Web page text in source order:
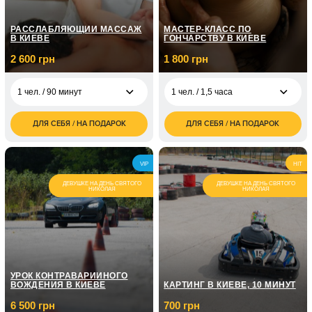
РАССЛАБЛЯЮЩИЙ МАССАЖ
В КИЕВЕ
2 600 грн
1 чел. / 90 минут
2 600
грн
2 чел. / 90 минут
5 200
грн
ДЛЯ СЕБЯ / НА ПОДАРОК
МАСТЕР-КЛАСС ПО
ГОНЧАРСТВУ В КИЕВЕ
1 800 грн
1 чел. / 1,5 часа
1 800
грн
2 чел. / 1,5 часа
2 500
грн
ДЛЯ СЕБЯ / НА ПОДАРОК
VIP
ДЕВУШКЕ НА ДЕНЬ СВЯТОГО
НИКОЛАЯ
УРОК КОНТРАВАРИЙНОГО
ВОЖДЕНИЯ В КИЕВЕ
6 500 грн
HIT
ДЕВУШКЕ НА ДЕНЬ СВЯТОГО
НИКОЛАЯ
КАРТИНГ В КИЕВЕ, 10 МИНУТ
700 грн